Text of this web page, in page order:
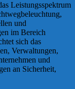
Leistungsspektrum
und
im Bereich
sich das
Verwaltungen,
und
an Sicherheit,